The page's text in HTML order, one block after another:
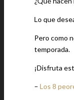
Lo que
Pero como
temporada.
¡Disfruta
– Los 8